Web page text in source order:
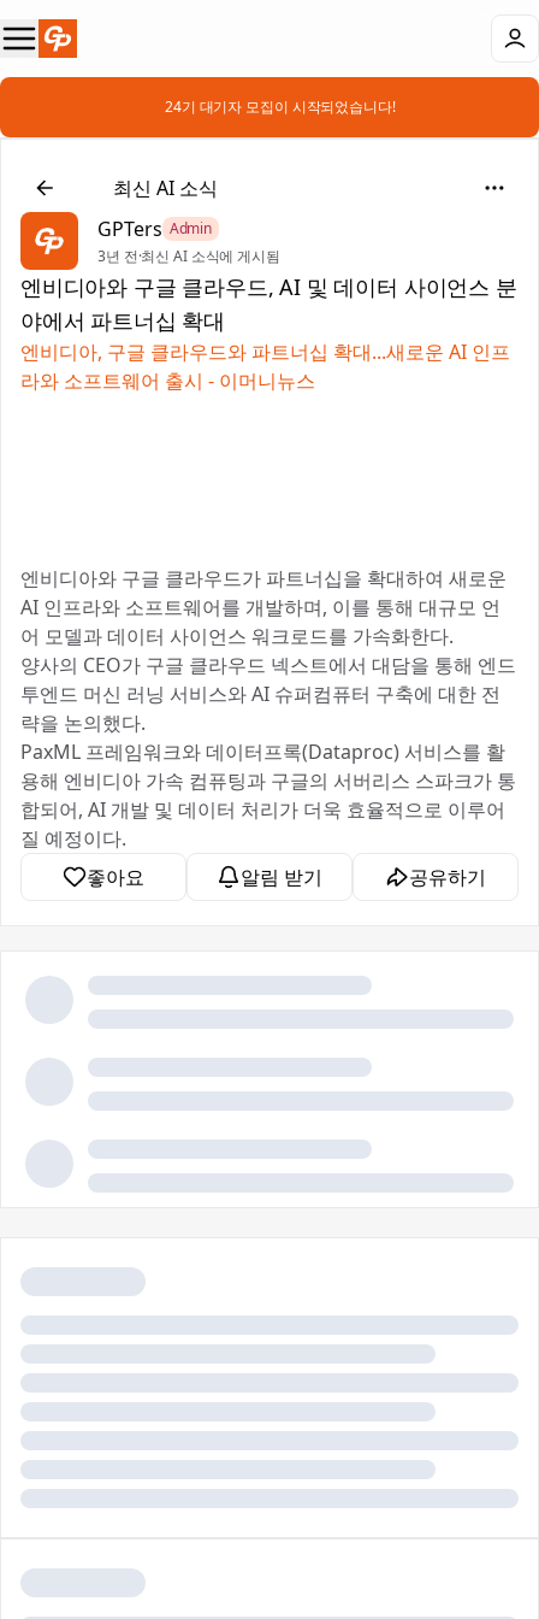
📣 24기 대기자 모집이 시작되었습니다!
📰최신 AI 소식
GPTers Admin
3년 전·최신 AI 소식에 게시됨
엔비디아와 구글 클라우드, AI 및 데이터 사이언스 분
야에서 파트너십 확대
엔비디아, 구글 클라우드와 파트너십 확대...새로운 AI 인프
라와 소프트웨어 출시 - 이머니뉴스
엔비디아와 구글 클라우드가 파트너십을 확대하여 새로운
AI 인프라와 소프트웨어를 개발하며, 이를 통해 대규모 언
어 모델과 데이터 사이언스 워크로드를 가속화한다.
양사의 CEO가 구글 클라우드 넥스트에서 대담을 통해 엔드
투엔드 머신 러닝 서비스와 AI 슈퍼컴퓨터 구축에 대한 전
략을 논의했다.
PaxML 프레임워크와 데이터프록(Dataproc) 서비스를 활
용해 엔비디아 가속 컴퓨팅과 구글의 서버리스 스파크가 통
합되어, AI 개발 및 데이터 처리가 더욱 효율적으로 이루어
질 예정이다.
좋아요
알림 받기 공유하기